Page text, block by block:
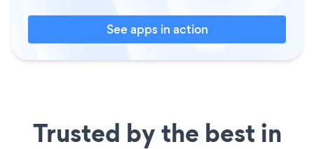
See apps in action
Trusted by the best in